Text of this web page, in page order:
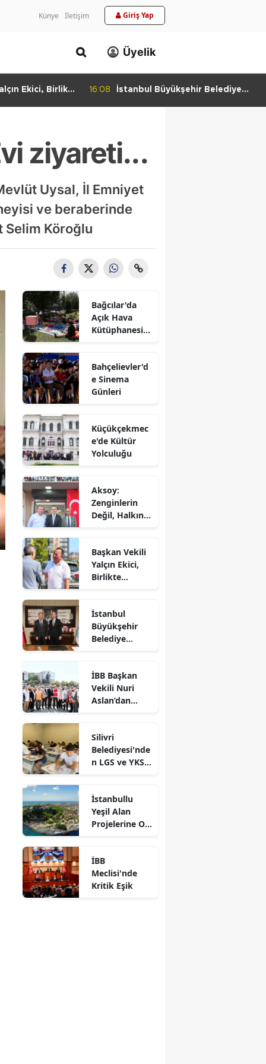
Künye İletişim Giriş Yap
Üyelik
Ekici, Birlikte
16:08
İstanbul Büyükşehir Belediye
ziyareti...
Uysal, İl Emniyet
ve beraberinde
Selim Köroğlu
Bağcılar'da
Açık Hava
Kütüphanesi'n
Bahçelievler'd
e Sinema
Günleri
Küçükçekmec
e'de Kültür
Yolculuğu
Aksoy:
Zenginlerin
Değil, Halkın
Başkan Vekili
Yalçın Ekici,
Birlikte
İncelemelerde
Bulundu
İstanbul
Büyükşehir
Belediye
Silivri
Belediyesine
Ziyaret
İBB Başkan
Vekili Nuri
Aslan’dan
Çalışmalara
Yakın Takip
Silivri
Belediyesi'nde
n LGS ve YKS
Eğitim Desteği
İstanbullu
Yeşil Alan
Projelerine Oy
İBB
Meclisi'nde
Kritik Eşik